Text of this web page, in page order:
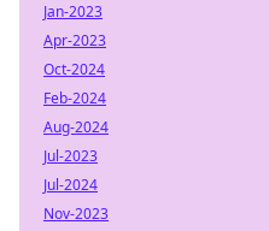
Jan-2023
Apr-2023
Oct-2024
Feb-2024
Aug-2024
Jul-2023
Jul-2024
Nov-2023